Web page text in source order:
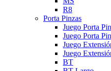
R8
Porta Pinzas
Juego Porta
Juego Porta
Juego
Juego
BT